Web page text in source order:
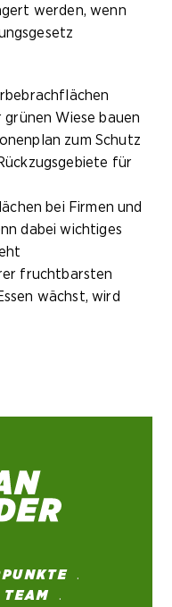
werden, wenn
Wiese bauen
zum Schutz
für
bei Firmen und
dabei wichtiges
fruchtbarsten
wächst, wird
TEAM